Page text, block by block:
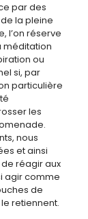
par des
la pleine
l’on réserve
méditation
ou
si, par
particulière
les
nous
et ainsi
réagir aux
agir comme
de
retiennent.